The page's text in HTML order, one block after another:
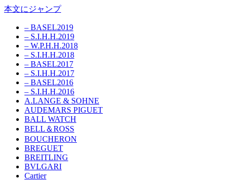
本文にジャンプ
– BASEL2019
– S.I.H.H.2019
– W.P.H.H.2018
– S.I.H.H.2018
– BASEL2017
– S.I.H.H.2017
– BASEL2016
– S.I.H.H.2016
A.LANGE & SOHNE
AUDEMARS PIGUET
BALL WATCH
BELL＆ROSS
BOUCHERON
BREGUET
BREITLING
BVLGARI
Cartier